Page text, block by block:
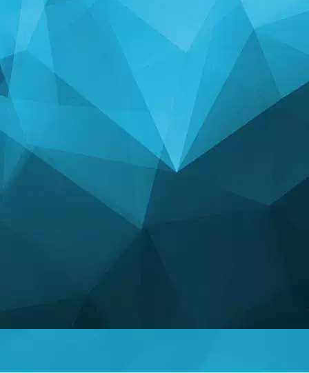
11255 Մեկնաբանություններ